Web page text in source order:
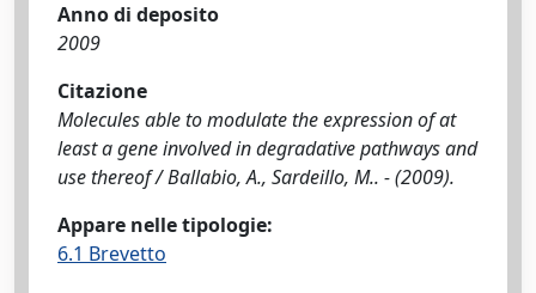
Anno di deposito
2009
Citazione
Molecules able to modulate the expression of at
least a gene involved in degradative pathways and
use thereof / Ballabio, A., Sardeillo, M.. - (2009).
Appare nelle tipologie:
6.1 Brevetto